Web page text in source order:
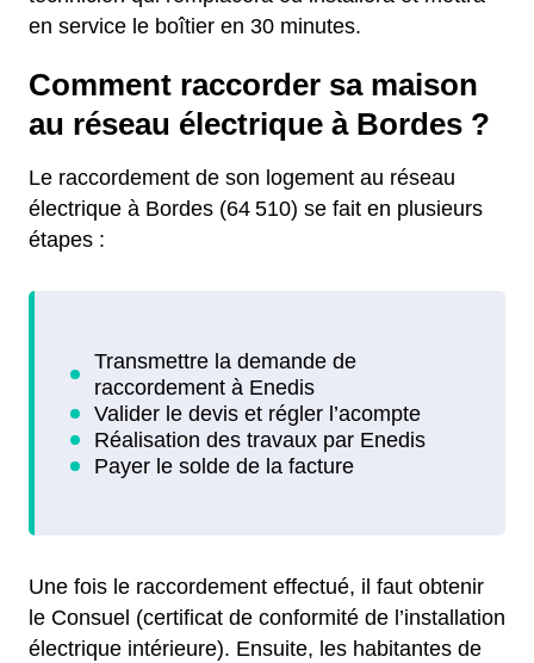
en service le boîtier en 30 minutes.
Comment raccorder sa maison
au réseau électrique à Bordes ?
Le raccordement de son logement au réseau
électrique à Bordes (64 510) se fait en plusieurs
étapes :
Une fois le raccordement effectué, il faut obtenir
le Consuel (certificat de conformité de l’installation
électrique intérieure). Ensuite, les habitantes de